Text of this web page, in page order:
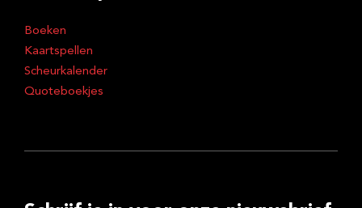
Boeken
Kaartspellen
Scheurkalender
Quoteboekjes